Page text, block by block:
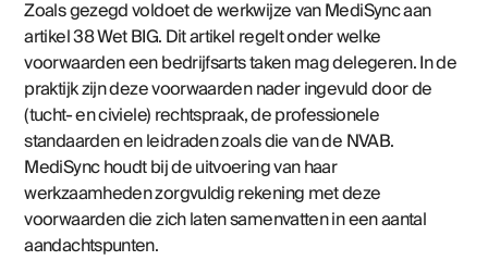
Zoals gezegd voldoet de werkwijze van MediSync aan
artikel 38 Wet BIG. Dit artikel regelt onder welke
voorwaarden een bedrijfsarts taken mag delegeren. In de
praktijk zijn deze voorwaarden nader ingevuld door de
(tucht- en civiele) rechtspraak, de professionele
standaarden en leidraden zoals die van de NVAB.
MediSync houdt bij de uitvoering van haar
werkzaamheden zorgvuldig rekening met deze
voorwaarden die zich laten samenvatten in een aantal
aandachtspunten.